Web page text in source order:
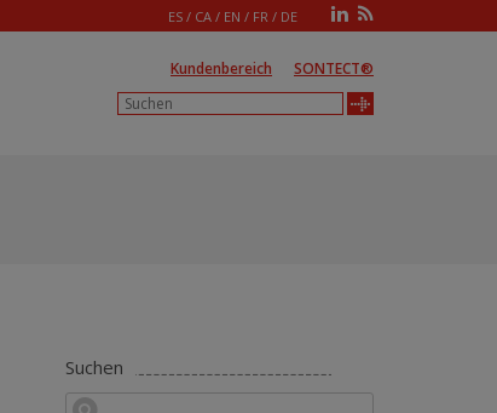
ES / CA / EN / FR / DE
Kundenbereich SONTECT®
Suchen